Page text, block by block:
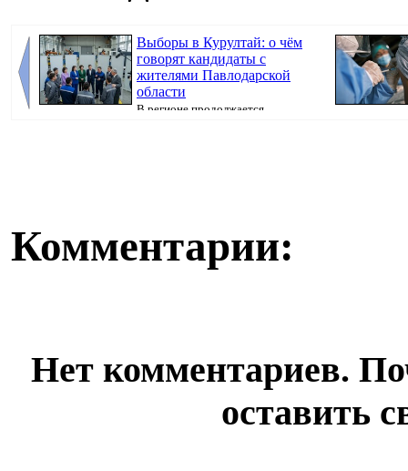
Выборы в Курултай: о чём
говорят кандидаты с
жителями Павлодарской
области
В регионе продолжается
Комментарии:
Нет комментариев.
оставить